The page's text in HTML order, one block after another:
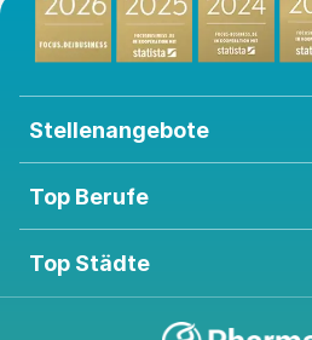
Stellenangebote
Top Berufe
Top Städte